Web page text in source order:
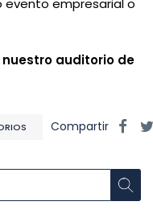
evento empresarial o
nuestro auditorio de
Compartir